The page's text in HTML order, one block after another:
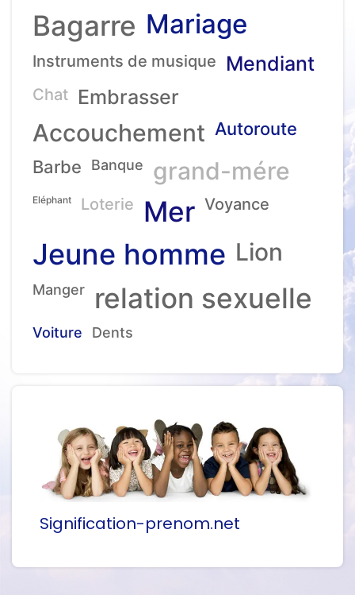
Bagarre Mariage
Instruments de musique Mendiant
Chat Embrasser
Accouchement Autoroute
Barbe
Banque grand-mére
Eléphant Loterie Mer Voyance
Jeune homme Lion
Manger relation sexuelle
Voiture Dents
Signification-prenom.net